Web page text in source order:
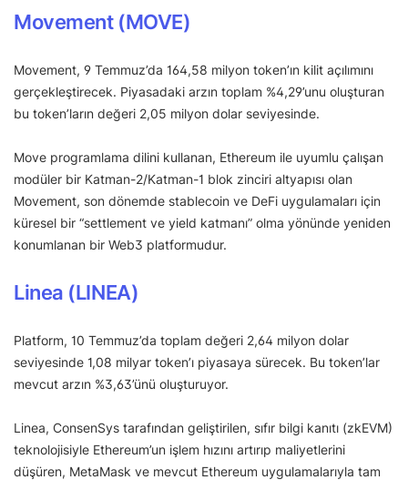
Movement (MOVE)
Movement, 9 Temmuz’da 164,58 milyon token’ın kilit açılımını
gerçekleştirecek. Piyasadaki arzın toplam %4,29’unu oluşturan
bu token’ların değeri 2,05 milyon dolar seviyesinde.
Move programlama dilini kullanan, Ethereum ile uyumlu çalışan
modüler bir Katman-2/Katman-1 blok zinciri altyapısı olan
Movement, son dönemde stablecoin ve DeFi uygulamaları için
küresel bir “settlement ve yield katmanı” olma yönünde yeniden
konumlanan bir Web3 platformudur.
Linea (LINEA)
Platform, 10 Temmuz’da toplam değeri 2,64 milyon dolar
seviyesinde 1,08 milyar token’ı piyasaya sürecek. Bu token’lar
mevcut arzın %3,63’ünü oluşturuyor.
Linea, ConsenSys tarafından geliştirilen, sıfır bilgi kanıtı (zkEVM)
teknolojisiyle Ethereum’un işlem hızını artırıp maliyetlerini
düşüren, MetaMask ve mevcut Ethereum uygulamalarıyla tam